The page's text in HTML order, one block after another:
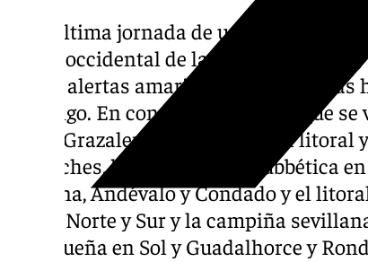
Esta última jornada de un fin de
mitad occidental de la región
varias alertas amarillas por tormentas
domingo. En concreto, las zonas que
serán Grazalema, la campiña, el litoral
Pedroches, la campiña y la subbética
Aracena, Andévalo y Condado y el
Sierra Norte y Sur y la campiña
malagueña en Sol y Guadalhorce y